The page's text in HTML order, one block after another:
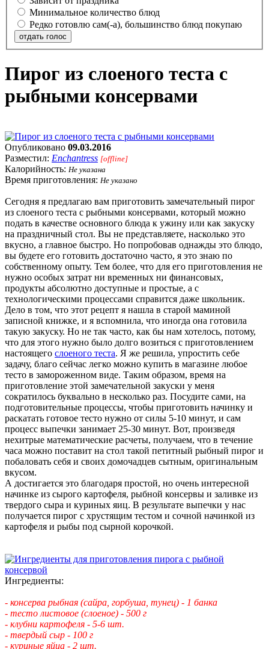
Минимальное количество блюд
Редко готовлю сам(-а), большинство блюд покупаю
отдать голос
Пирог из слоеного теста с
рыбными консервами
Опубликовано 09.03.2016
Разместил: Enchantress [offline]
Калорийность: Не указана
Время приготовления: Не указано
Сегодня я предлагаю вам приготовить замечательный пирог
из слоеного теста с рыбными консервами, который можно
подать в качестве основного блюда к ужину или как закуску
на праздничный стол. Вы не представляете, насколько это
вкусно, а главное быстро. Но попробовав однажды это блюдо,
вы будете его готовить достаточно часто, я это знаю по
собственному опыту. Тем более, что для его приготовления не
нужно особых затрат ни временных ни финансовых,
продукты абсолютно доступные и простые, а с
технологическими процессами справится даже школьник.
Дело в том, что этот рецепт я нашла в старой маминой
записной книжке, и я вспомнила, что иногда она готовила
такую закуску. Но не так часто, как бы нам хотелось, потому,
что для этого нужно было долго возиться с приготовлением
настоящего слоеного теста. Я же решила, упростить себе
задачу, благо сейчас легко можно купить в магазине любое
тесто в замороженном виде. Таким образом, время на
приготовление этой замечательной закуски у меня
сократилось буквально в несколько раз. Посудите сами, на
подготовительные процессы, чтобы приготовить начинку и
раскатать готовое тесто нужно от силы 5-10 минут, и сам
процесс выпечки занимает 25-30 минут. Вот, произведя
нехитрые математические расчеты, получаем, что в течение
часа можно поставит на стол такой петитный рыбный пирог и
побаловать себя и своих домочадцев сытным, оригинальным
вкусом.
А достигается это благодаря простой, но очень интересной
начинке из сырого картофеля, рыбной консервы и заливке из
твердого сыра и куриных яиц. В результате выпечки у нас
получается пирог с хрустящим тестом и сочной начинкой из
картофеля и рыбы под сырной корочкой.
Ингредиенты:
- консерва рыбная (сайра, горбуша, тунец) - 1 банка
- тесто листовое (слоеное) - 500 г
- клубни картофеля - 5-6 шт.
- твердый сыр - 100 г
- куриные яйца - 2 шт.